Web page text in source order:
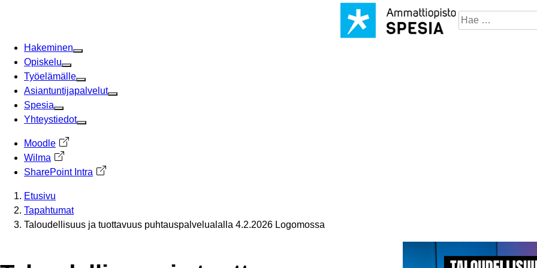
Hae
sivustosta
Hakeminen
Opiskelu
Työelämälle
Asiantuntijapalvelut
Spesia
Yhteystiedot
Moodle Avautuu uuteen välilehteen
Wilma Avautuu uuteen välilehteen
SharePoint Intra Avautuu uuteen välilehteen
Etusivu
Tapahtumat
Taloudellisuus ja tuottavuus puhtauspalvelualalla 4.2.2026 Logomossa